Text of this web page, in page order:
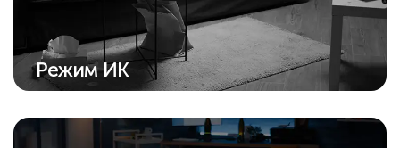
Режим ИК
Усовершенствованный ИК-алгоритм
обеспечивает четкие черно-белые снимки
даже в темноте.